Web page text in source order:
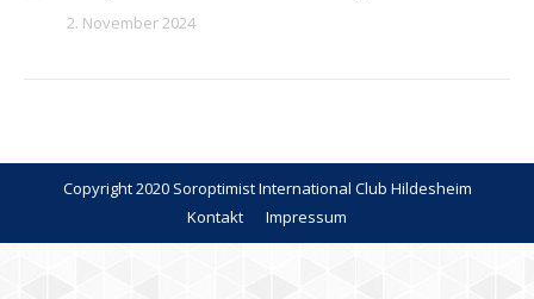
2. November 2024
Copyright 2020 Soroptimist International Club Hildesheim
Kontakt
Impressum